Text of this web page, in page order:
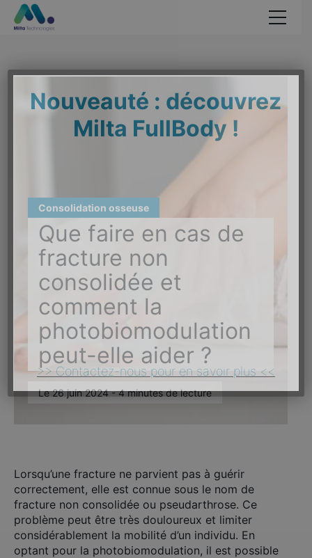
Consolidation osseuse
Que faire en cas de
fracture non
consolidée et
comment la
photobiomodulation
peut-elle aider ?
Le 26 juin 2024 - 4 minutes de lecture
Lorsqu’une fracture ne parvient pas à guérir
correctement, elle est connue sous le nom de
fracture non consolidée ou pseudarthrose. Ce
problème peut être très douloureux et limiter
considérablement la mobilité d’un individu. En
optant pour la photobiomodulation, il est possible
Concept
Applications
Études scientifiques
Blog
Contact
Nouveauté : découvrez
Milta FullBody !
>> Contactez-nous pour en savoir plus <<